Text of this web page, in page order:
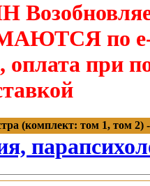
по e-
при
том 1, том 2) -